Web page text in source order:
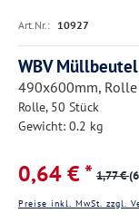
Art.Nr.: 10927
WBV
490x600mm,
Rolle, 50 Stück
Gewicht: 0.2 kg
0,64 € * 1,77 €
Preise inkl. MwSt. zzgl.